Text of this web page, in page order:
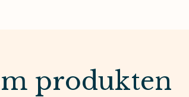
produkten